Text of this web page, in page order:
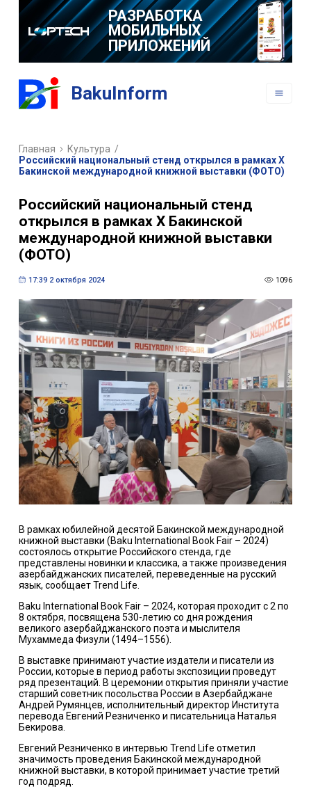
РАЗРАБОТКА
МОБИЛЬНЫХ
ПРИЛОЖЕНИЙ
BakuInform
Главная Культура /
Российский национальный стенд открылся в рамках X
Бакинской международной книжной выставки (ФОТО)
Российский национальный стенд
открылся в рамках X Бакинской
международной книжной выставки
(ФОТО)
17:39 2 октября 2024 1096
В рамках юбилейной десятой Бакинской международной
книжной выставки (Baku International Book Fair – 2024)
состоялось открытие Российского стенда, где
представлены новинки и классика, а также произведения
азербайджанских писателей, переведенные на русский
язык, сообщает Trend Life.
Baku International Book Fair – 2024, которая проходит с 2 по
8 октября, посвящена 530-летию со дня рождения
великого азербайджанского поэта и мыслителя
Мухаммеда Физули (1494–1556).
В выставке принимают участие издатели и писатели из
России, которые в период работы экспозиции проведут
ряд презентаций. В церемонии открытия приняли участие
старший советник посольства России в Азербайджане
Андрей Румянцев, исполнительный директор Института
перевода Евгений Резниченко и писательница Наталья
Бекирова.
Евгений Резниченко в интервью Trend Life отметил
значимость проведения Бакинской международной
книжной выставки, в которой принимает участие третий
год подряд.